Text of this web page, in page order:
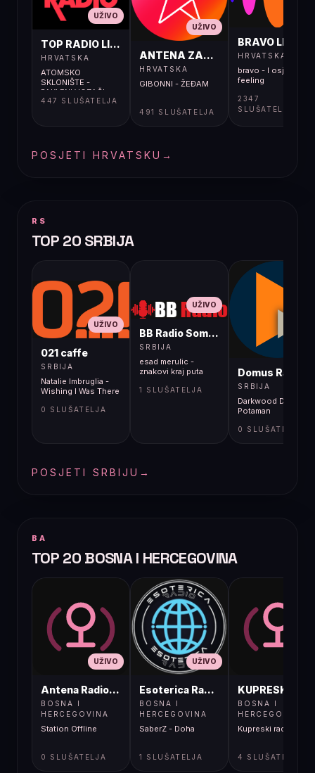
UŽIVO
TOP RADIO LIVE
HRVATSKA
ATOMSKO
SKLONIŠTE -
PAKLENI VOZAČI
447 SLUŠATELJA
UŽIVO
ANTENA ZAGREB LIVE
HRVATSKA
GIBONNI - ŽEĐAM
491 SLUŠATELJA
BRAVO LIVE
HRVATSKA
bravo - I osjećaj i
feeling
2347
SLUŠATELJA
POSJETI HRVATSKU →
RS
TOP 20 SRBIJA
UŽIVO
021 caffe
SRBIJA
Natalie Imbruglia -
Wishing I Was There
0 SLUŠATELJA
UŽIVO
BB Radio Sombor
SRBIJA
esad merulic -
znakovi kraj puta
1 SLUŠATELJA
Domus Radio
SRBIJA
Darkwood Dub -
Potaman
0 SLUŠATELJA
POSJETI SRBIJU →
BA
TOP 20 BOSNA I HERCEGOVINA
UŽIVO
Antena Radio, Jelah Tešanj
BOSNA I
HERCEGOVINA
Station Offline
0 SLUŠATELJA
UŽIVO
Esoterica Radio S1
BOSNA I
HERCEGOVINA
SaberZ - Doha
1 SLUŠATELJA
BOSNA I
HERCEGOVINA
Kupreski radio
4 SLUŠATELJA